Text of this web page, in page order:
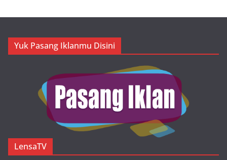
Yuk Pasang Iklanmu Disini
LensaTV